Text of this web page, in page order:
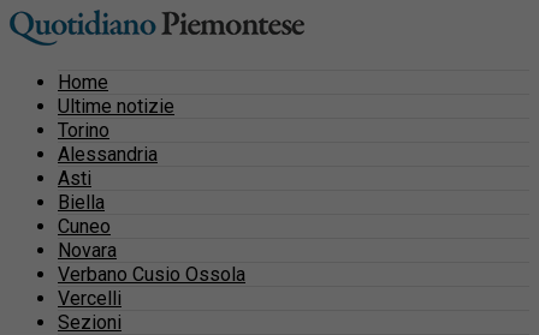
Home
Ultime notizie
Torino
Alessandria
Asti
Biella
Cuneo
Novara
Verbano Cusio Ossola
Vercelli
Sezioni